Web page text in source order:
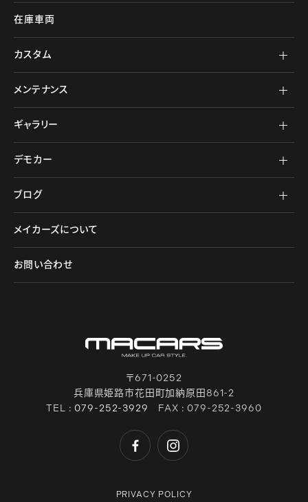
在庫車両
カスタム
メンテナンス
ギャラリー
デモカー
ブログ
メイカーズについて
お問い合わせ
〒671-0252
兵庫県姫路市花田町加納原田861-2
TEL :079-252-3929 FAX : 079-252-3960
PRIVACY POLICY